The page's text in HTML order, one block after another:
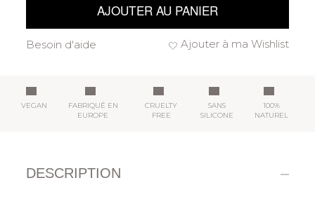
AJOUTER AU PANIER
Ajouter à ma Wishlist
Besoin d'aide
VEGAN
FABRIQUÉ EN
EUROPE
CRUELTY
FREE
SANS
SILICONE
100%
NATUREL
DESCRIPTION